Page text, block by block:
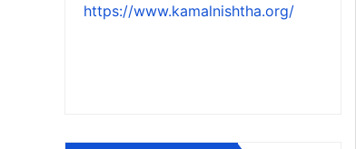
https://www.kamalnishtha.org/